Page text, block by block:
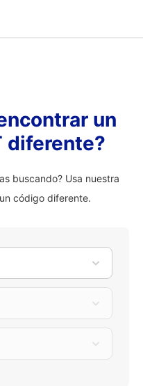
un
diferente?
buscando? Usa nuestra
código diferente.